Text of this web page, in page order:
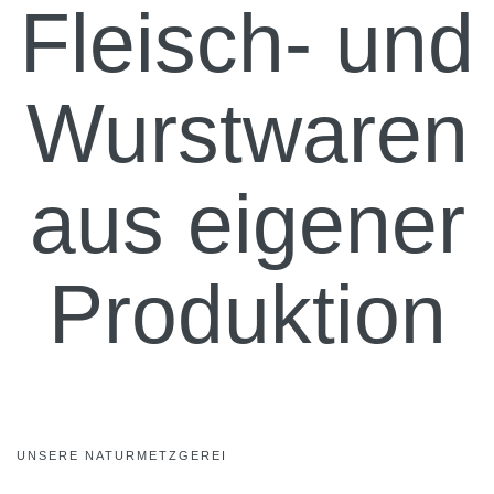
Fleisch- und
Wurstwaren
aus eigener
Produktion
UNSERE NATURMETZGEREI